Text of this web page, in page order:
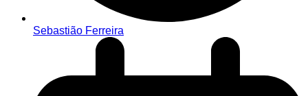
Sebastião Ferreira